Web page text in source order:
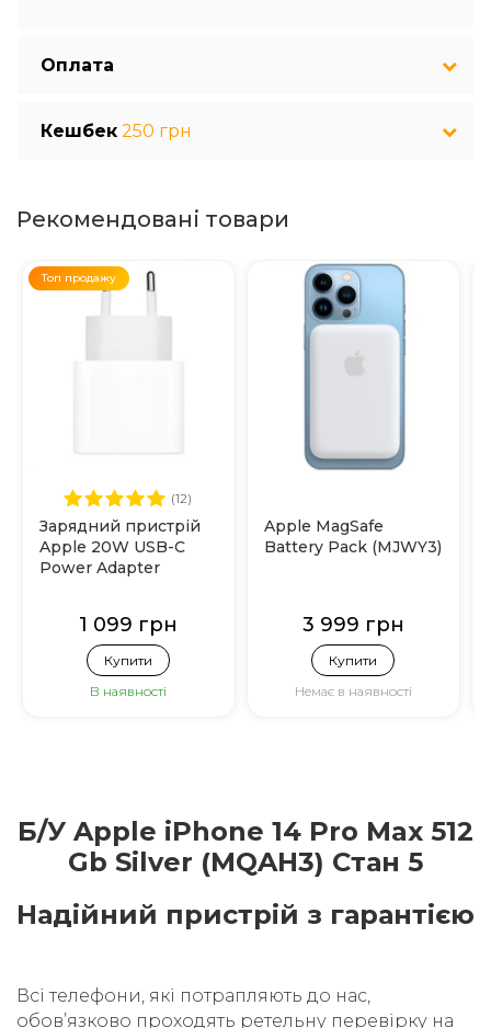
Оплата
Кешбек 250 грн
Рекомендовані товари
Топ продажу
(12)
Зарядний пристрій
Apple 20W USB-C
Power Adapter
1 099 грн
Купити
В наявності
Apple MagSafe
Battery Pack (MJWY3)
3 999 грн
Купити
Немає в наявності
Б/У Apple iPhone 14 Pro Max 512
Gb Silver (MQAH3) Стан 5
Надійний пристрій з гарантією
Всі телефони, які потрапляють до нас,
обовʼязково проходять ретельну перевірку на